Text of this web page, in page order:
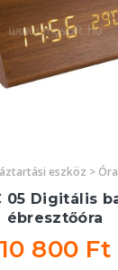
eszköz > Óra
05 Digitális
ébresztőóra
10 800 Ft